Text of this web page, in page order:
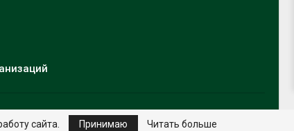
сайта. Принимаю Читать больше